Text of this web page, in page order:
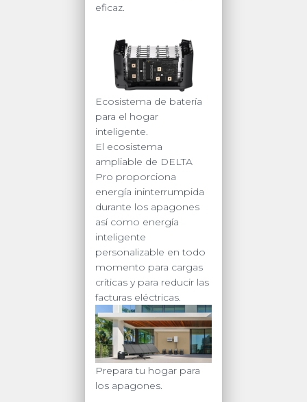
eficaz.
Ecosistema de batería
para el hogar
inteligente.
El ecosistema
ampliable de DELTA
Pro proporciona
energía ininterrumpida
durante los apagones
así como energía
inteligente
personalizable en todo
momento para cargas
críticas y para reducir las
facturas eléctricas.
Prepara tu hogar para
los apagones.